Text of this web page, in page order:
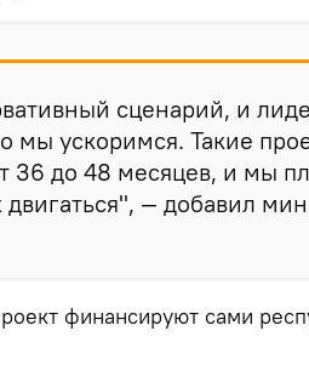
сценарий, и
мы ускоримся. Такие
36 до 48 месяцев, и мы
двигаться", — добавил
финансируют сами